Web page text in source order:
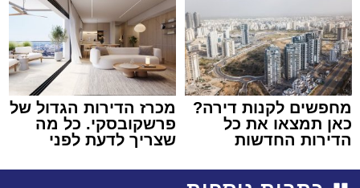
מחפשים לקנות דירה?
כאן תמצאו את כל
הדירות החדשות
מכרז הדירות הגדול של
פרשקובסקי. כל מה
שצריך לדעת לפני
באשדוד